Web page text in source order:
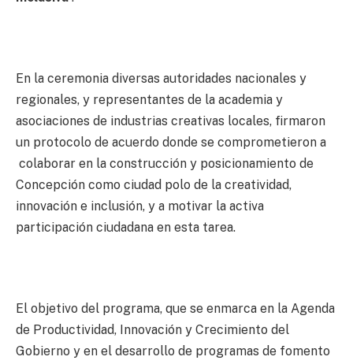
En la ceremonia diversas autoridades nacionales y
regionales, y representantes de la academia y
asociaciones de industrias creativas locales, firmaron
un protocolo de acuerdo donde se comprometieron a
colaborar en la construcción y posicionamiento de
Concepción como ciudad polo de la creatividad,
innovación e inclusión, y a motivar la activa
participación ciudadana en esta tarea.
El objetivo del programa, que se enmarca en la Agenda
de Productividad, Innovación y Crecimiento del
Gobierno y en el desarrollo de programas de fomento